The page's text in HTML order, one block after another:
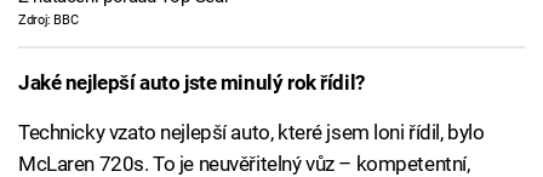
Zdroj: BBC
Jaké nejlepší auto jste minulý rok řídil?
Technicky vzato nejlepší auto, které jsem loni řídil, bylo
McLaren 720s. To je neuvěřitelný vůz – kompetentní,